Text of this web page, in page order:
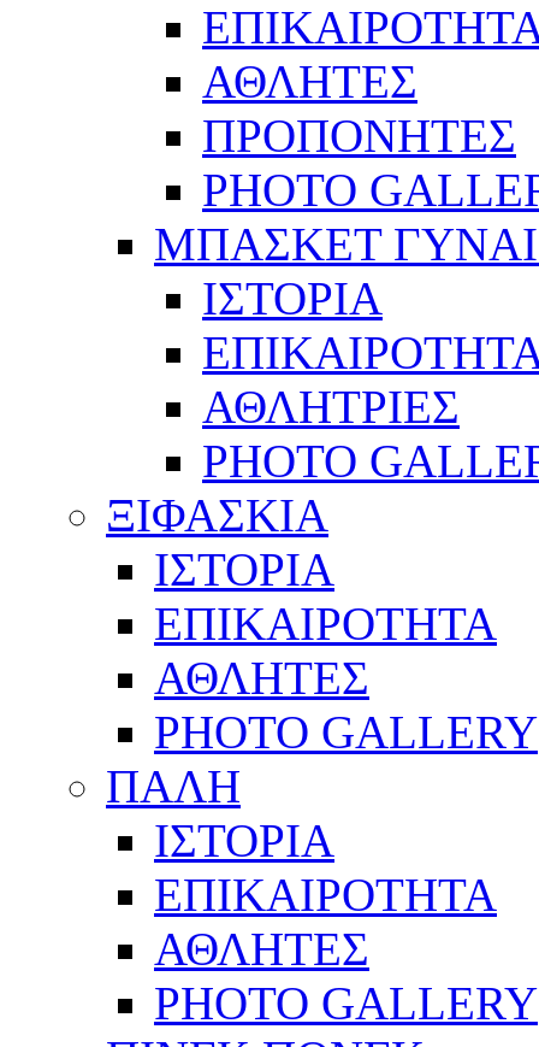
ΑΘΛΗΤΕΣ
ΠΡΟΠΟΝΗΤΕΣ
PHOTO
ΜΠΑΣΚΕΤ
ΙΣΤΟΡΙΑ
ΑΘΛΗΤΡΙΕΣ
PHOTO
ΞΙΦΑΣΚΙΑ
ΙΣΤΟΡΙΑ
ΕΠΙΚΑΙΡΟΤΗΤΑ
ΑΘΛΗΤΕΣ
PHOTO GALLERY
ΠΑΛΗ
ΙΣΤΟΡΙΑ
ΕΠΙΚΑΙΡΟΤΗΤΑ
ΑΘΛΗΤΕΣ
PHOTO GALLERY